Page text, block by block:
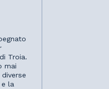
Troia.
mai
la